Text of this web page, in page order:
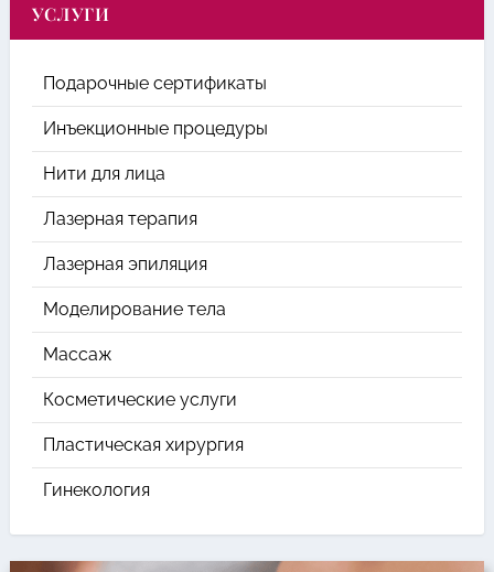
УСЛУГИ
Подарочные сертификаты
Инъекционные процедуры
Нити для лица
Лазерная терапия
Лазерная эпиляция
Моделирование тела
Массаж
Косметические услуги
Пластическая хирургия
Гинекология